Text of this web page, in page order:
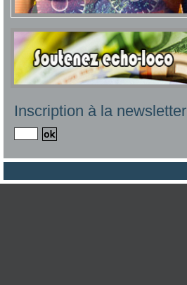
Inscription à la newsletter